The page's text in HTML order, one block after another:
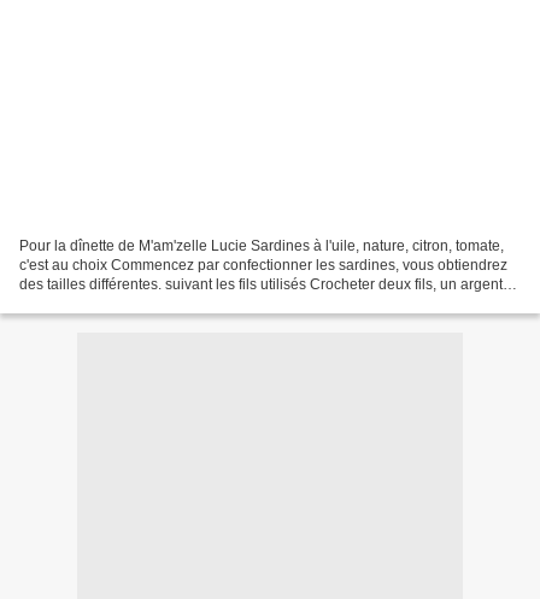
Pour la dînette de M'am'zelle Lucie Sardines à l'uile, nature, citron, tomate,
c'est au choix Commencez par confectionner les sardines, vous obtiendrez
des tailles différentes. suivant les fils utilisés Crocheter deux fils, un argenté